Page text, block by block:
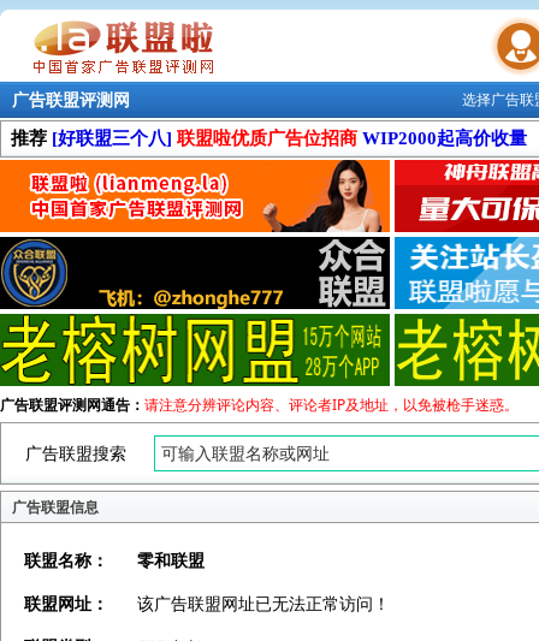
联盟学院
选择广告
广告联盟评测网
推荐 [好联盟三个八] 联盟啦优质广告位招商 WIP2000起高价收量
广告联盟评测网通告： 请注意分辨评论内容、评论者IP及地址，以免被枪手迷惑。
广告联盟搜索
广告联盟信息
联盟名称：
零和联盟
联盟网址：
该广告联盟网址已无法正常访问！